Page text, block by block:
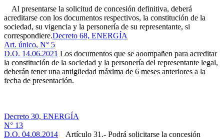
Al presentarse la solicitud de concesión definitiva, deberá
acreditarse con los documentos respectivos, la constitución de la
sociedad, su vigencia y la personería de su representante, si
correspondiere.Decreto 68, ENERGÍA
Art. único, N° 5
D.O. 14.06.2021 Los documentos que se aoompañen para acreditar
la constitución de la sociedad y la personería del representante legal,
deberán tener una antigüedad máxima de 6 meses anteriores a la
fecha de presentación.
Decreto 30, ENERGÍA
N° 13
D.O. 04.08.2014 Artículo 31.- Podrá solicitarse la concesión